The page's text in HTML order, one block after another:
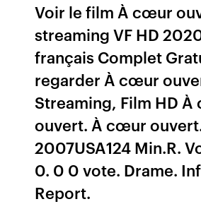
Voir le film À cœur
streaming VF HD
français Complet
regarder À cœur
Streaming, Film HD
ouvert. À cœur
2007USA124 Min.R.
0. 0 0 vote. Drame.
Report.